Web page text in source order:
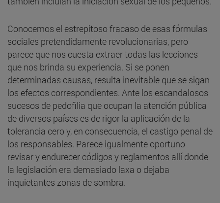
Conocemos el estrepitoso fracaso de esas fórmulas
sociales pretendidamente revolucionarias, pero
parece que nos cuesta extraer todas las lecciones
que nos brinda su experiencia. Si se ponen
determinadas causas, resulta inevitable que se sigan
los efectos correspondientes. Ante los escandalosos
sucesos de pedofilia que ocupan la atención pública
de diversos países es de rigor la aplicación de la
tolerancia cero y, en consecuencia, el castigo penal de
los responsables. Parece igualmente oportuno
revisar y endurecer códigos y reglamentos allí donde
la legislación era demasiado laxa o dejaba
inquietantes zonas de sombra.